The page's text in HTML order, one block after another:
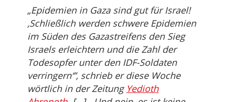
„Epidemien in Gaza sind gut für Israel!
‚Schließlich werden schwere Epidemien
im Süden des Gazastreifens den Sieg
Israels erleichtern und die Zahl der
Todesopfer unter den IDF-Soldaten
verringern‘”, schrieb er diese Woche
wörtlich in der Zeitung Yedioth